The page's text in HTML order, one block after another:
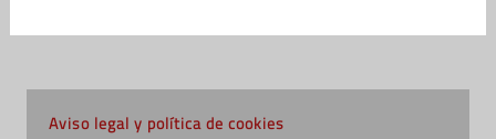
Aviso legal y política de cookies